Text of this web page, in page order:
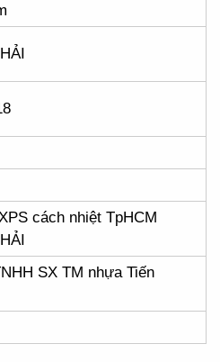
cách nhiệt TpHCM
SX TM nhựa Tiến